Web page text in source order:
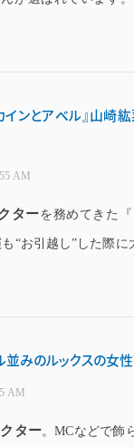
カインとアベル』山
AM
ターを務めてきた
“お引越し”した際
みのルックスの女
AM
ター。MCなどで飾